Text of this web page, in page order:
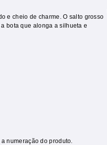
e cheio de charme. O salto grosso
bota que alonga a silhueta e
numeração do produto.